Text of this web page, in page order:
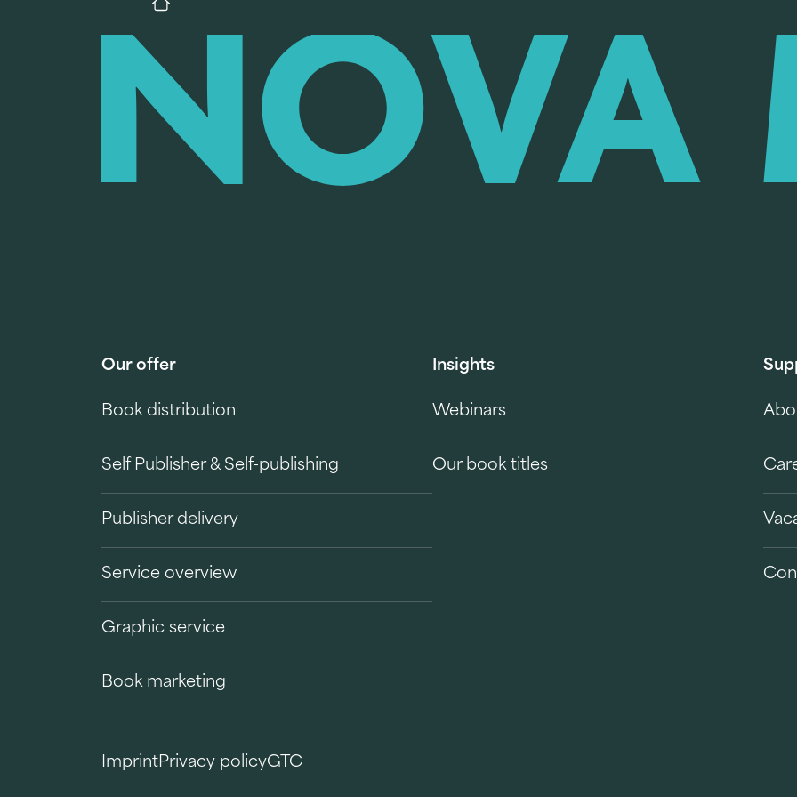
Our offer
Book distribution
Self Publisher & Self-publishing
Publisher delivery
Service overview
Graphic service
Book marketing
Insights
Webinars
Our book titles
ImprintPrivacy policyGTC